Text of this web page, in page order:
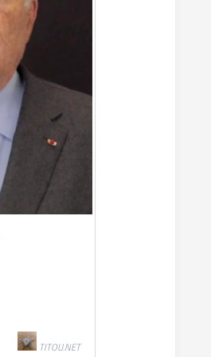
TITOU.NET